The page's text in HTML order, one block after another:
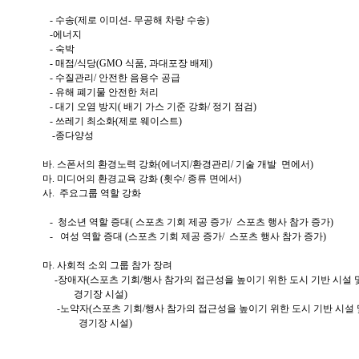
- 수송(제로 이미션- 무공해 차량 수송)
-에너지
- 숙박
- 매점/식당(GMO 식품, 과대포장 배제)
- 수질관리/ 안전한 음용수 공급
- 유해 폐기물 안전한 처리
- 대기 오염 방지( 배기 가스 기준 강화/ 정기 점검)
- 쓰레기 최소화(제로 웨이스트)
-종다양성
바. 스폰서의 환경노력 강화(에너지/환경관리/ 기술 개발 면에서)
마. 미디어의 환경교육 강화 (횟수/ 종류 면에서)
사. 주요그룹 역할 강화
- 청소년 역할 증대( 스포츠 기회 제공 증가/ 스포츠 행사 참가 증가)
- 여성 역할 증대 (스포츠 기회 제공 증가/ 스포츠 행사 참가 증가)
마. 사회적 소외 그룹 참가 장려
-장애자(스포츠 기회/행사 참가의 접근성을 높이기 위한 도시 기반 시설
경기장 시설)
-노약자(스포츠 기회/행사 참가의 접근성을 높이기 위한 도시 기반 시설
경기장 시설)